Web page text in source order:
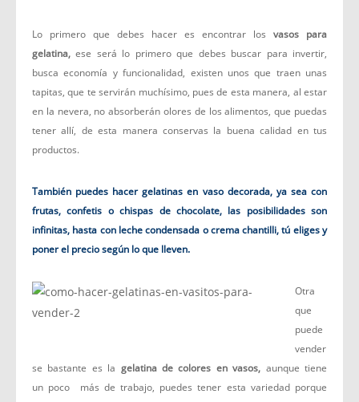
Lo primero que debes hacer es encontrar los vasos para
gelatina,ese será lo primero que debes buscar para invertir,
busca economía y funcionalidad, existen unos que traen unas
tapitas, que te servirán muchísimo, pues de esta manera, al estar
en la nevera, no absorberán olores de los alimentos, que puedas
tener allí, de esta manera conservas la buena calidad en tus
productos.
También puedes hacer gelatinas en vaso decorada, ya sea con
frutas, confetis ochispas de chocolate, las posibilidades son
infinitas, hasta con leche condensada o cremachantilli, tú eliges y
poner el precio según lo que lleven.
Otra
que
puede
vender
se bastante es la gelatina de colores en vasos, aunque tiene
un poco más de trabajo, puedes tener esta variedad porque